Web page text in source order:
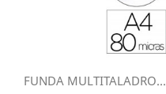
FUNDA MULTITALADRO...